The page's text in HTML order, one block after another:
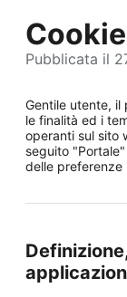
Pubblicata il
Gentile utente, il
le finalità ed i
operanti sul sito
seguito
delle preferenze